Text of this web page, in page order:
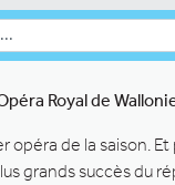
Royal de
de la saison. Et
grands succès du